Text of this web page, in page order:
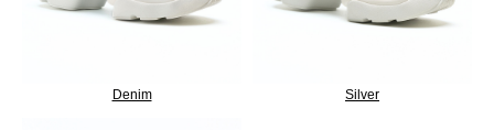
Denim Silver